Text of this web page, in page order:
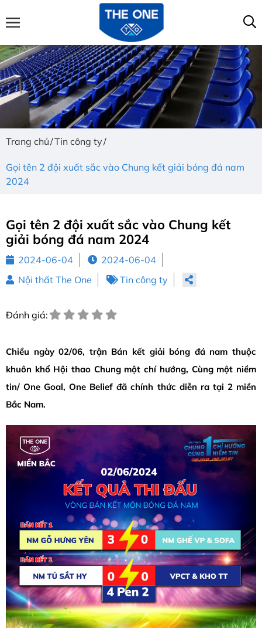
Trang chủ Tin công ty
Gọi tên 2 đội xuất sắc vào Chung kết giải bóng đá nam
2024
Gọi tên 2 đội xuất sắc vào Chung kết
giải bóng đá nam 2024
2024-06-04
2024-06-04
Nội thất The One
Tin công ty
Đánh giá:
Chiều ngày 02/06, trận Bán kết giải bóng đá nam thuộc
khuôn khổ Hội thao Chung một chí hướng, Cùng một niềm
tin/ One Goal, One Belief đã chính thức diễn ra tại 2 miền
Bắc Nam.